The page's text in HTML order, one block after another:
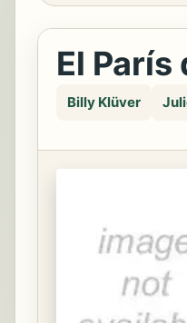
El París
Billy Klüver